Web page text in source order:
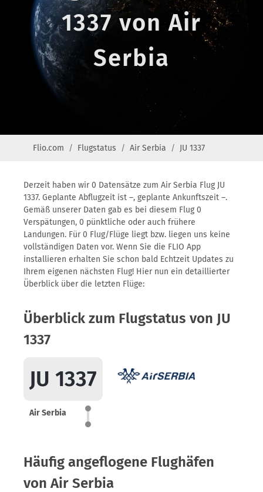
1337 von Air
Serbia
Flio.com Flugstatus Air Serbia JU 1337
Derzeit haben wir 0 Datensätze zum Air Serbia Flug JU
1337. Geplante Abflugzeit ist –, geplante Ankunftszeit –.
Gemäß unserer Daten gab es bei diesem Flug 0
Verspätungen, 0 pünktliche oder auch frühere
Landungen. Für 0 Flug/Flüge liegt bzw. liegen uns keine
vollständigen Daten vor. Wenn Sie die FLIO App
installieren erhalten Sie schon bald Echtzeit Updates zu
Ihrem eigenen nächsten Flug! Hier nun ein detaillierter
Überblick über die letzten Flüge:
Überblick zum Flugstatus von JU
1337
JU 1337
Air Serbia
Häufig angeflogene Flughäfen
von Air Serbia